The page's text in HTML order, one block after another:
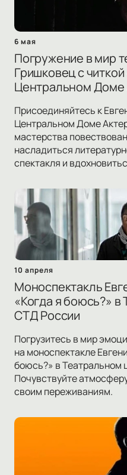
6 мая
Погружение в мир
Гришковец с
Центральном Доме
Присоединяйтесь к
Центральном Доме
мастерства
насладиться
спектакля и
10 апреля
Моноспектакль
«Когда я боюсь?»
СТД России
Погрузитесь в мир
на моноспектакле
боюсь?» в Театральном
Почувствуйте
своим переживаниям.